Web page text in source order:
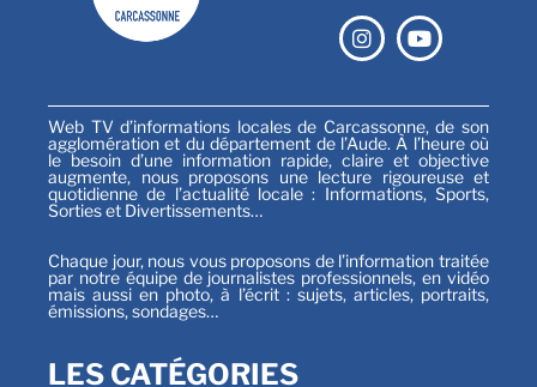
Web TV d’informations locales de Carcassonne, de son
agglomération et du département de l’Aude. À l’heure où
le besoin d’une information rapide, claire et objective
augmente, nous proposons une lecture rigoureuse et
quotidienne de l’actualité locale : Informations, Sports,
Sorties et Divertissements…
Chaque jour, nous vous proposons de l’information traitée
par notre équipe de journalistes professionnels, en vidéo
mais aussi en photo, à l’écrit : sujets, articles, portraits,
émissions, sondages…
LES CATÉGORIES